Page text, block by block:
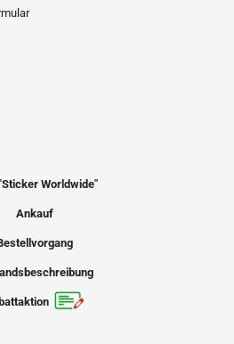
Worldwide"
Ankauf